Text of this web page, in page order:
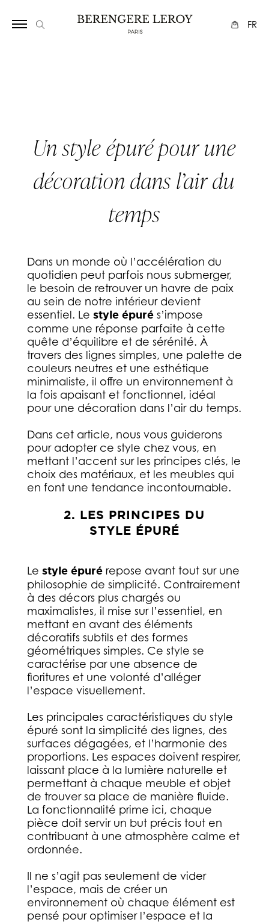
FR
Un style épuré pour une
décoration dans l’air du
temps
Dans un monde où l’accélération du
quotidien peut parfois nous submerger,
le besoin de retrouver un havre de paix
au sein de notre intérieur devient
essentiel. Le style épurés’impose
comme une réponse parfaite à cette
quête d’équilibre et de sérénité. À
travers des lignes simples, une palette de
couleurs neutres et une esthétique
minimaliste, il offre un environnement à
la fois apaisant et fonctionnel, idéal
pour une décoration dans l’air du temps.
Dans cet article, nous vous guiderons
pour adopter ce style chez vous, en
mettant l’accent sur les principes clés, le
choix des matériaux, et les meubles qui
en font une tendance incontournable.
2. LES PRINCIPES DU
STYLE ÉPURÉ
Le style épurérepose avant tout sur une
philosophie de simplicité. Contrairement
à des décors plus chargés ou
maximalistes, il mise sur l’essentiel, en
mettant en avant des éléments
décoratifs subtils et des formes
géométriques simples. Ce style se
caractérise par une absence de
fioritures et une volonté d’alléger
l’espace visuellement.
Les principales caractéristiques du style
épuré sont la simplicité des lignes, des
surfaces dégagées, et l’harmonie des
proportions. Les espaces doivent respirer,
laissant place à la lumière naturelle et
permettant à chaque meuble et objet
de trouver sa place de manière fluide.
La fonctionnalité prime ici, chaque
pièce doit servir un but précis tout en
contribuant à une atmosphère calme et
ordonnée.
Il ne s’agit pas seulement de vider
l’espace, mais de créer un
environnement où chaque élément est
pensé pour optimiser l’espace et la